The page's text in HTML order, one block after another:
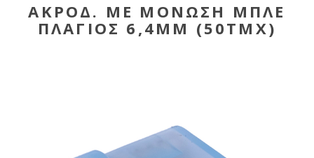
ΑΚΡΟΔ. ΜΕ ΜΟΝΩΣH ΜΠΛΕ
ΠΛΑΓΙΟΣ 6,4MM (50ΤΜΧ)